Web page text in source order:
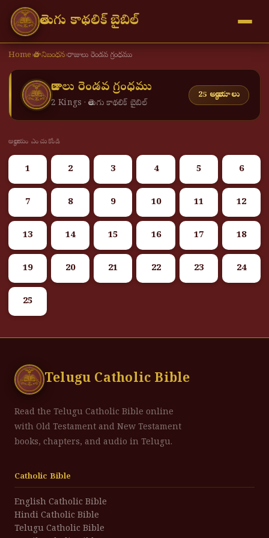
తెలుగు కాథలిక్ బైబిల్
Home›పాత నిబంధన›రాజులు రెండవ గ్రంధము
రాజులు రెండవ గ్రంధము
2 Kings · తెలుగు కాథలిక్ బైబిల్
25 అధ్యాయాలు
అధ్యాయం ఎంచుకోండి
1 2 3 4 5 6
7 8 9 10 11 12
13 14 15 16 17 18
19 20 21 22 23 24
25
Telugu Catholic Bible
Read the Telugu Catholic Bible online
with Old Testament and New Testament
books, chapters, and audio in Telugu.
Catholic Bible
English Catholic Bible
Hindi Catholic Bible
Telugu Catholic Bible